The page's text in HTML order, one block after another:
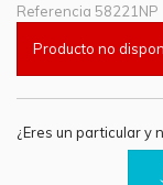
Referencia 58221NP
Producto no
¿Eres un particular y